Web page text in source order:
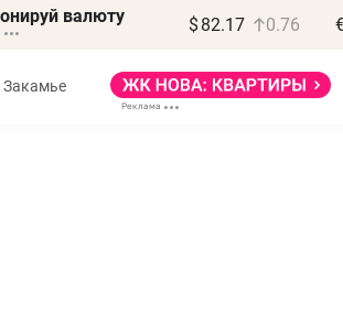
валюту $ 82.17 0.76
Закамье